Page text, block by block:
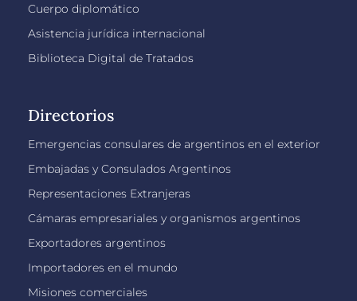
Cuerpo diplomático
Asistencia jurídica internacional
Biblioteca Digital de Tratados
Directorios
Emergencias consulares de argentinos en el exterior
Embajadas y Consulados Argentinos
Representaciones Extranjeras
Cámaras empresariales y organismos argentinos
Exportadores argentinos
Importadores en el mundo
Misiones comerciales